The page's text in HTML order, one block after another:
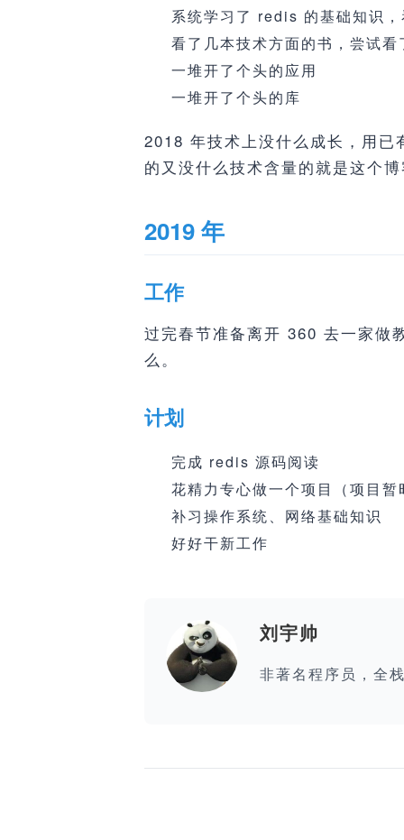
系统学习了 redis 的基础知识
看了几本技术方面的书，尝试
一堆开了个头的应用
一堆开了个头的库
2018 年技术上没什么成长，用已
的又没什么技术含量的就是这个
2019 年
工作
过完春节准备离开 360 去一家做
么。
计划
完成 redis 源码阅读
花精力专心做一个项目（项目暂
补习操作系统、网络基础知识
好好干新工作
刘宇帅
非著名程序员，全